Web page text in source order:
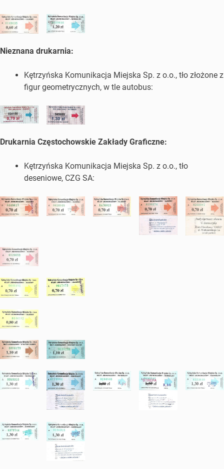
Nieznana drukarnia:
Kętrzyńska Komunikacja Miejska Sp. z o.o., tło złożone z
figur geometrycznych, w tle autobus:
Drukarnia Częstochowskie Zakłady Graficzne:
Kętrzyńska Komunikacja Miejska Sp. z o.o., tło
deseniowe, CZG SA: